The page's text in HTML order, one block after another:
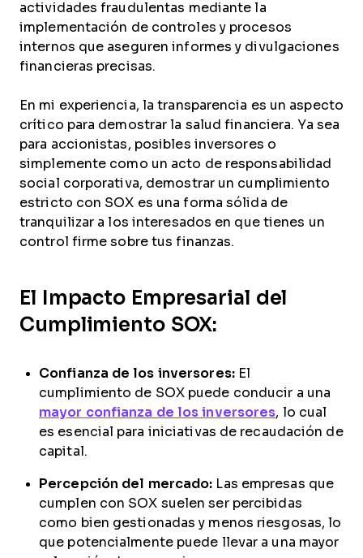
actividades fraudulentas mediante la
implementación de controles y procesos
internos que aseguren informes y divulgaciones
financieras precisas.
En mi experiencia, la transparencia es un aspecto
crítico para demostrar la salud financiera. Ya sea
para accionistas, posibles inversores o
simplemente como un acto de responsabilidad
social corporativa, demostrar un cumplimiento
estricto con SOX es una forma sólida de
tranquilizar a los interesados en que tienes un
control firme sobre tus finanzas.
El Impacto Empresarial del
Cumplimiento SOX:
Confianza de los inversores:El
cumplimiento de SOX puede conducir a una
mayor confianza de los inversores, lo cual
es esencial para iniciativas de recaudación de
capital.
Percepción del mercado: Las empresas que
cumplen con SOX suelen ser percibidas
como bien gestionadas y menos riesgosas, lo
que potencialmente puede llevar a una mayor